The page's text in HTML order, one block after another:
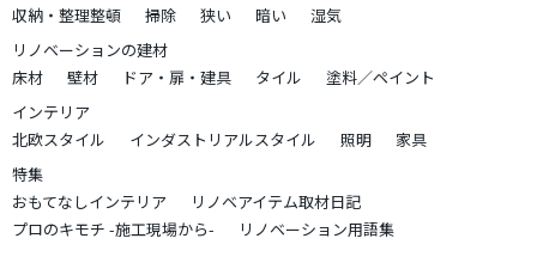
収納・整理整頓
掃除 狭い 暗い
湿気
リノベーションの建材
床材
壁材 ドア・扉・建具 タイル
塗料／ペイント
インテリア
北欧スタイル
インダストリアルスタイル 照明
家具
特集
おもてなしインテリア
リノベアイテム取材日記
プロのキモチ -施工現場から-
リノベーション用語集